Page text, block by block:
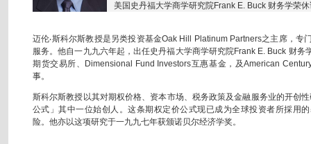
美国史丹福大学商学研究院Frank E. Buck 财务学荣
迈伦‧斯科尔斯教授是另类投资基金Oak Hill Platinum Partners之主席，专
服务。他自一九九六年起，出任史丹福大学商学研究院Frank E. Buck 财务
期货交易所、Dimensional Fund Investors互惠基金，及American
事。
斯科尔斯教授以其对期权价格、资本市场、税务政策及金融服务业的开创
公式」其中一位始创人。这条期权定价公式现已成为全球投资者所採用
险。他亦以这项研究于一九九七年获颁诺贝尔经济学奖。